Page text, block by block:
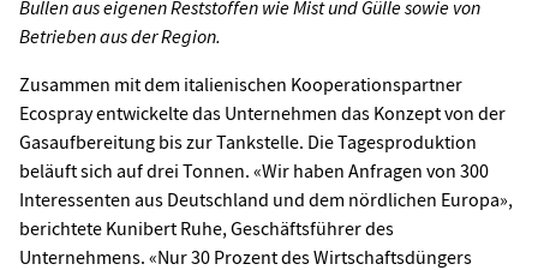
Bullen aus eigenen Reststoffen wie Mist und Gülle sowie von
Betrieben aus der Region.
Zusammen mit dem italienischen Kooperationspartner
Ecospray entwickelte das Unternehmen das Konzept von der
Gasaufbereitung bis zur Tankstelle. Die Tagesproduktion
beläuft sich auf drei Tonnen. «Wir haben Anfragen von 300
Interessenten aus Deutschland und dem nördlichen Europa»,
berichtete Kunibert Ruhe, Geschäftsführer des
Unternehmens. «Nur 30 Prozent des Wirtschaftsdüngers